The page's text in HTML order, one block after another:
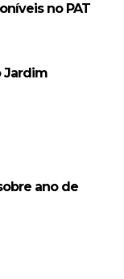
no PAT
Jardim
ano de